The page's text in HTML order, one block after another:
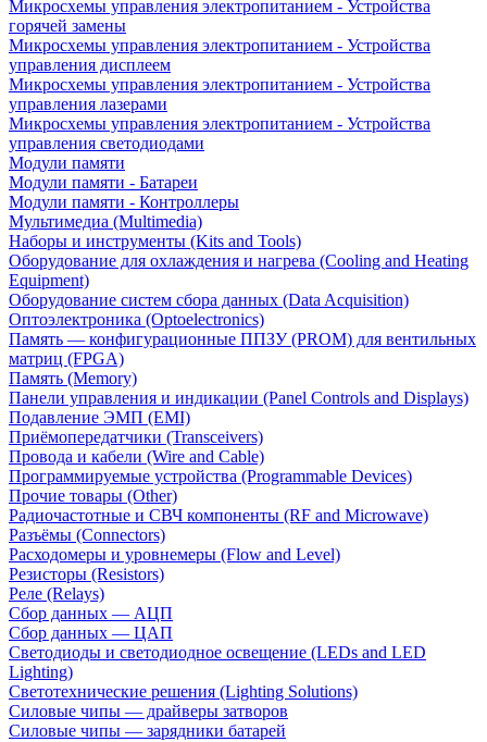
Микросхемы управления электропитанием - Устройства
горячей замены
Микросхемы управления электропитанием - Устройства
управления дисплеем
Микросхемы управления электропитанием - Устройства
управления лазерами
Микросхемы управления электропитанием - Устройства
управления светодиодами
Модули памяти
Модули памяти - Батареи
Модули памяти - Контроллеры
Мультимедиа (Multimedia)
Наборы и инструменты (Kits and Tools)
Оборудование для охлаждения и нагрева (Cooling and Heating
Equipment)
Оборудование систем сбора данных (Data Acquisition)
Оптоэлектроника (Optoelectronics)
Память — конфигурационные ППЗУ (PROM) для вентильных
матриц (FPGA)
Память (Memory)
Панели управления и индикации (Panel Controls and Displays)
Подавление ЭМП (EMI)
Приёмопередатчики (Transceivers)
Провода и кабели (Wire and Cable)
Программируемые устройства (Programmable Devices)
Прочие товары (Other)
Радиочастотные и СВЧ компоненты (RF and Microwave)
Разъёмы (Connectors)
Расходомеры и уровнемеры (Flow and Level)
Резисторы (Resistors)
Реле (Relays)
Сбор данных — АЦП
Сбор данных — ЦАП
Светодиоды и светодиодное освещение (LEDs and LED
Lighting)
Светотехнические решения (Lighting Solutions)
Силовые чипы — драйверы затворов
Силовые чипы — зарядники батарей